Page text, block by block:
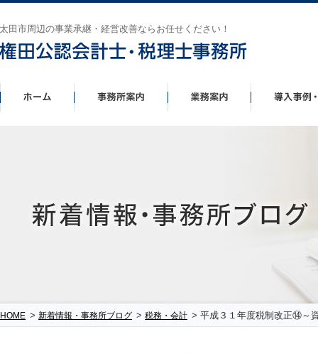
太田市周辺の事業承継・経営改善ならお任せください！
HOME > 新着情報・事務所ブログ > 税務・会計 > 平成３１年度税制改正⑭～